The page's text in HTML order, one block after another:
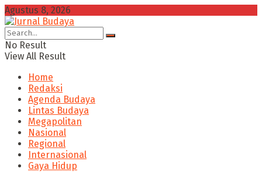
Agustus 8, 2026
No Result
View All Result
Home
Redaksi
Agenda Budaya
Lintas Budaya
Megapolitan
Nasional
Regional
Internasional
Gaya Hidup